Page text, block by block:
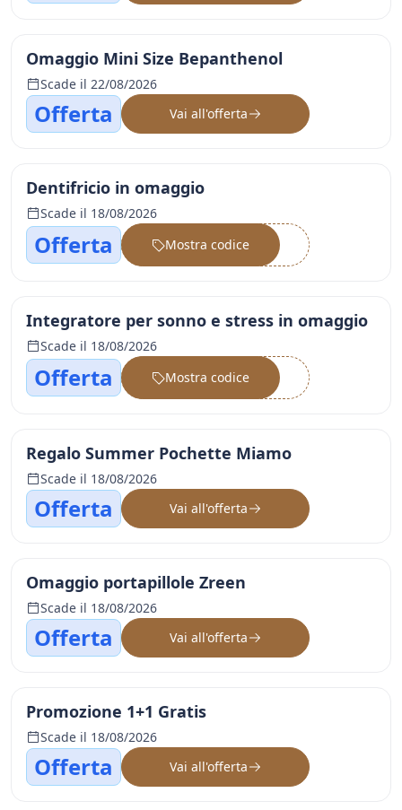
Omaggio Mini Size Bepanthenol
Scade il 22/08/2026
Offerta Vai all'offerta
Dentifricio in omaggio
Scade il 18/08/2026
Offerta ••••••
Mostra codice
Integratore per sonno e stress in omaggio
Scade il 18/08/2026
Offerta ••••••
Mostra codice
Regalo Summer Pochette Miamo
Scade il 18/08/2026
Offerta Vai all'offerta
Omaggio portapillole Zreen
Scade il 18/08/2026
Offerta Vai all'offerta
Promozione 1+1 Gratis
Scade il 18/08/2026
Offerta Vai all'offerta